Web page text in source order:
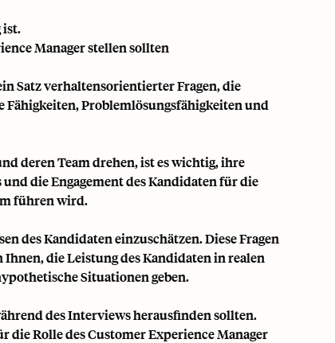
ist.
Manager stellen sollten
Satz verhaltensorientierter Fragen, die
Fähigkeiten, Problemlösungsfähigkeiten und
deren Team drehen, ist es wichtig, ihre
die Engagement des Kandidaten für die
führen wird.
des Kandidaten einzuschätzen. Diese Fragen
die Leistung des Kandidaten in realen
Situationen geben.
des Interviews herausfinden sollten.
die Rolle des Customer Experience Manager